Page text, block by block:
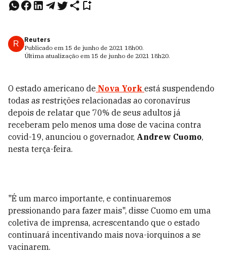
R
Reuters
Publicado em 15 de junho de 2021 18h00.
Última atualização em 15 de junho de 2021 18h20.
O estado americano de Nova York está suspendendo
todas as restrições relacionadas ao coronavírus
depois de relatar que 70% de seus adultos já
receberam pelo menos uma dose de vacina contra
covid-19, anunciou o governador, Andrew Cuomo,
nesta terça-feira.
"É um marco importante, e continuaremos
pressionando para fazer mais", disse Cuomo em uma
coletiva de imprensa, acrescentando que o estado
continuará incentivando mais nova-iorquinos a se
vacinarem.